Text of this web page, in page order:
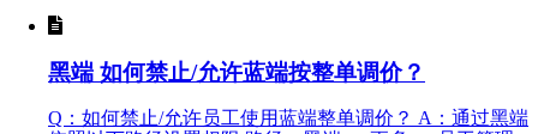
黑端 如何禁止/允许蓝端按整单调价？
Q：如何禁止/允许员工使用蓝端整单调价？ A：通过黑端